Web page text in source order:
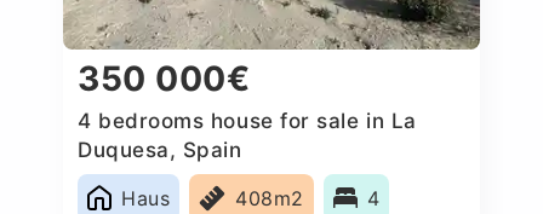
350 000€
4 bedrooms house for sale in La
Duquesa, Spain
Haus
408m2 4